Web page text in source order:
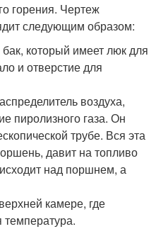
горения. Чертеж
следующим образом:
который имеет люк для
и отверстие для
воздуха,
пиролизного газа. Он
трубе. Вся эта
давит на топливо
над поршнем, а
камере, где
температура.